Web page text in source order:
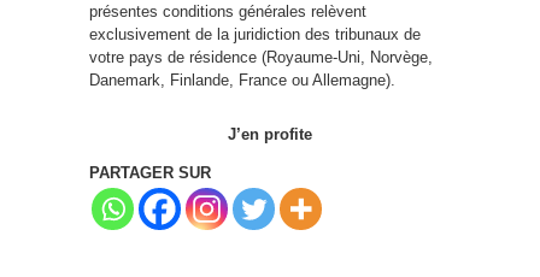
présentes conditions générales relèvent
exclusivement de la juridiction des tribunaux de
votre pays de résidence (Royaume-Uni, Norvège,
Danemark, Finlande, France ou Allemagne).
J’en profite
PARTAGER SUR